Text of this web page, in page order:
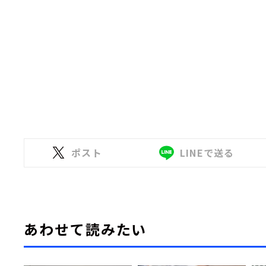
ポスト LINEで送る
あわせて読みたい